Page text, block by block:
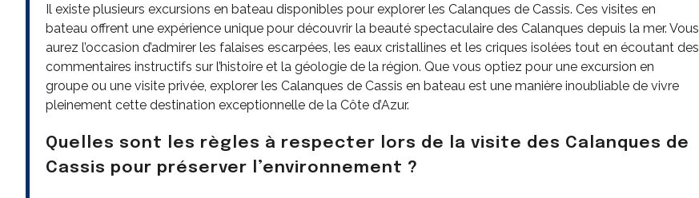
Il existe plusieurs excursions en bateau disponibles pour explorer les Calanques de Cassis. Ces visites en
bateau offrent une expérience unique pour découvrir la beauté spectaculaire des Calanques depuis la mer. Vous
aurez l’occasion d’admirer les falaises escarpées, les eaux cristallines et les criques isolées tout en écoutant des
commentaires instructifs sur l’histoire et la géologie de la région. Que vous optiez pour une excursion en
groupe ou une visite privée, explorer les Calanques de Cassis en bateau est une manière inoubliable de vivre
pleinement cette destination exceptionnelle de la Côte d’Azur.
Quelles sont les règles à respecter lors de la visite des Calanques de
Cassis pour préserver l’environnement ?